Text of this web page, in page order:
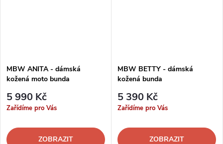
MBW ANITA - dámská
kožená moto bunda
5 990 Kč
Zařídíme pro Vás
ZOBRAZIT
MBW BETTY - dámská
kožená bunda
5 390 Kč
Zařídíme pro Vás
ZOBRAZIT